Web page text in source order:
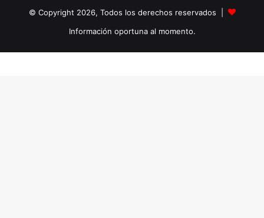
© Copyright 2026, Todos los derechos reservados |
Información oportuna al momento.